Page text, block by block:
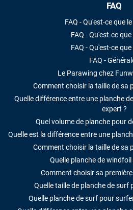
FAQ
FAQ - Qu'est-ce que
FAQ - Qu'est-ce que
FAQ - Qu'est-ce
FAQ -
Le Parawing chez
Comment choisir la taille de sa
Quelle différence entre une planche
expert ?
Quel volume de planche pour
Quelle est la différence entre une
Comment choisir la taille de sa
Quelle planche de
Comment choisir sa
Quelle taille de planche de surf
Quelle planche de surf pour